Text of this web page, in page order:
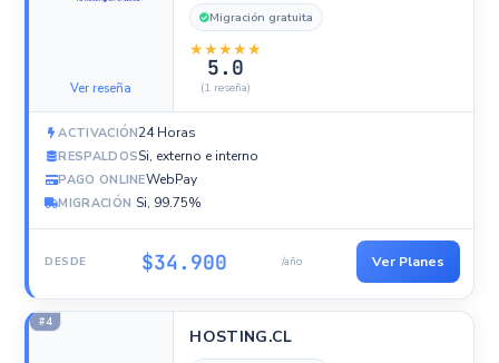
Ver reseña
Migración gratuita
ACTIVACIÓN24 Horas
RESPALDOSSi, externo e interno
PAGO ONLINEWebPay
MIGRACIÓN Si, 99.75%
★★★★★
5.0
(1 reseña)
DESDE $34.900 /año Ver Planes
#4
HOSTING.CL